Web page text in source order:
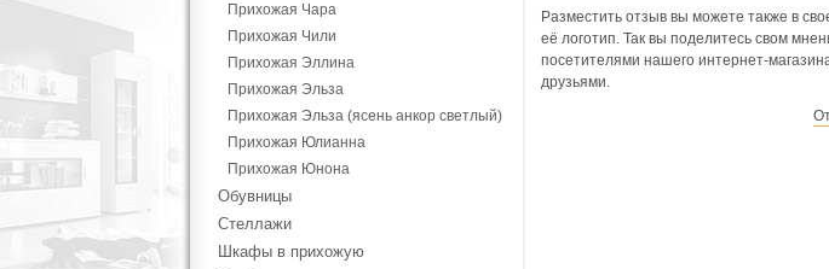
Прихожая Чара
Прихожая Чили
Прихожая Эллина
Прихожая Эльза
Прихожая Эльза (ясень анкор светлый)
Прихожая Юлианна
Прихожая Юнона
Обувницы
Стеллажи
Шкафы в прихожую
Разместить отзыв вы можете также в
её логотип. Так вы поделитесь свом
посетителями нашего интернет-
друзьями.